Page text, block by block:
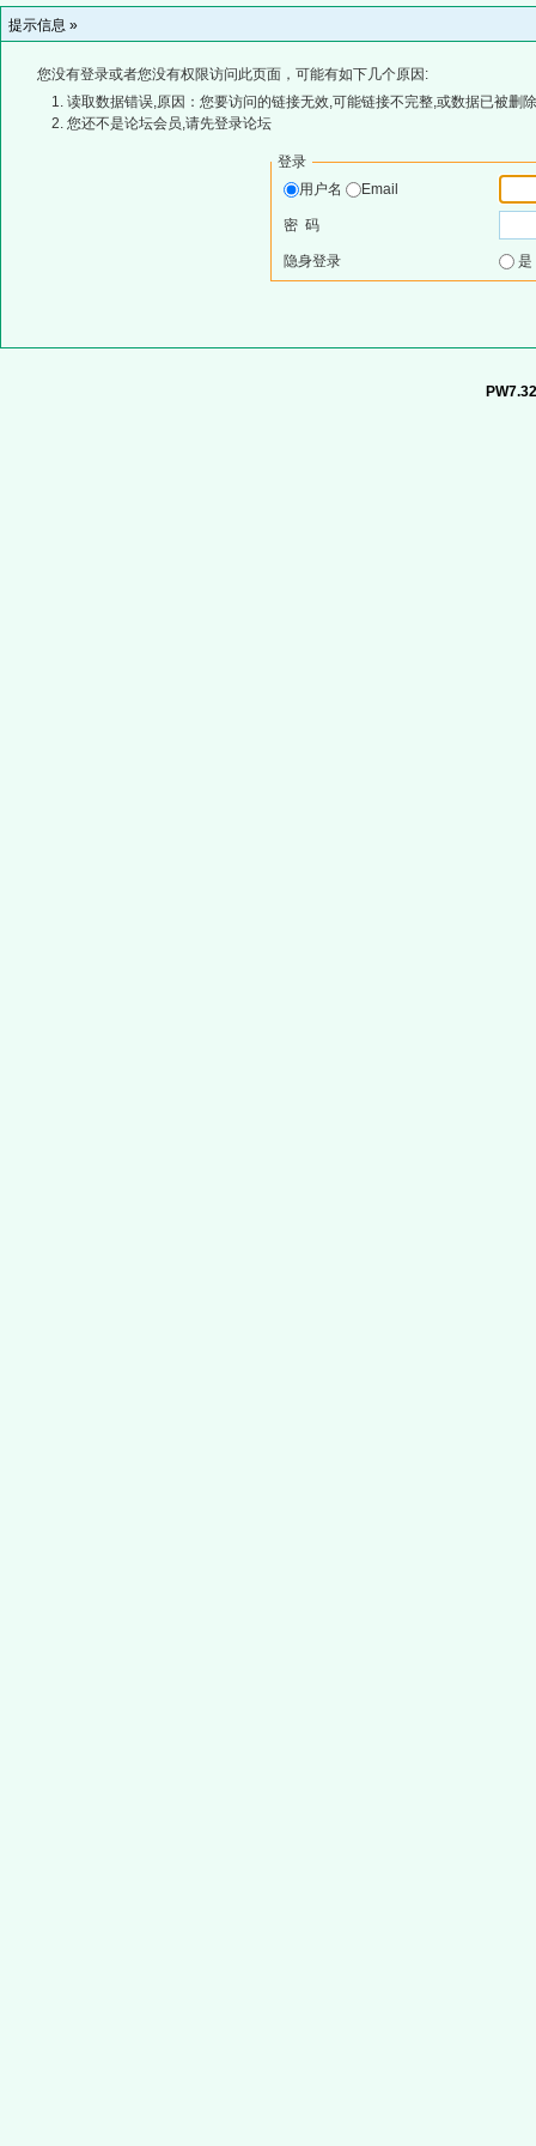
提示信息 »
您没有登录或者您没有权限访问此页面，可能有如下几个原因:
读取数据错误,原因：您要访问的链接无效,可能链接不完整,或数据已被删
您还不是论坛会员,请先登录论坛
登录
用户名
Email
密 码
隐身登录